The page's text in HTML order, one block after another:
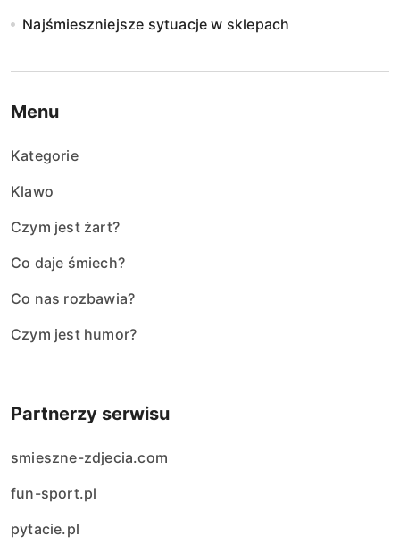
Najśmieszniejsze sytuacje w sklepach
Menu
Kategorie
Klawo
Czym jest żart?
Co daje śmiech?
Co nas rozbawia?
Czym jest humor?
Partnerzy serwisu
smieszne-zdjecia.com
fun-sport.pl
pytacie.pl